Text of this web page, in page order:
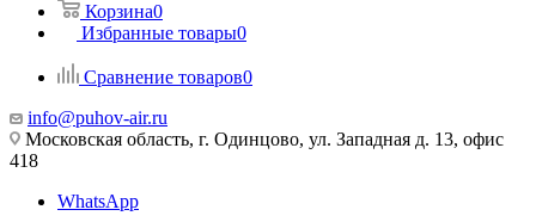
Корзина0
Избранные товары0
Сравнение товаров0
info@puhov-air.ru
Московская область, г. Одинцово, ул. Западная д. 13, офис
418
WhatsApp